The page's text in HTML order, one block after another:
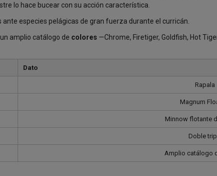
lo hace bucear con su acción característica.
especies pelágicas de gran fuerza durante el curricán.
amplio catálogo de colores —Chrome, Firetiger, Goldfish, Hot
Dato
Rapala
Magnum
Minnow flotante
Doble
Amplio catálogo